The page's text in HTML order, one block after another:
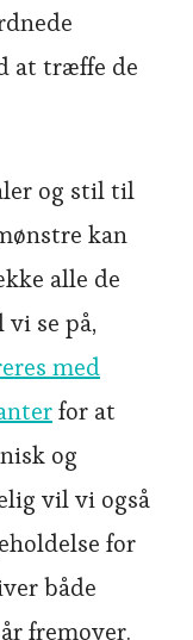
at træffe de
og stil til
kan
alle de
se på,
med
for at
og
vil vi også
for
både
fremover.